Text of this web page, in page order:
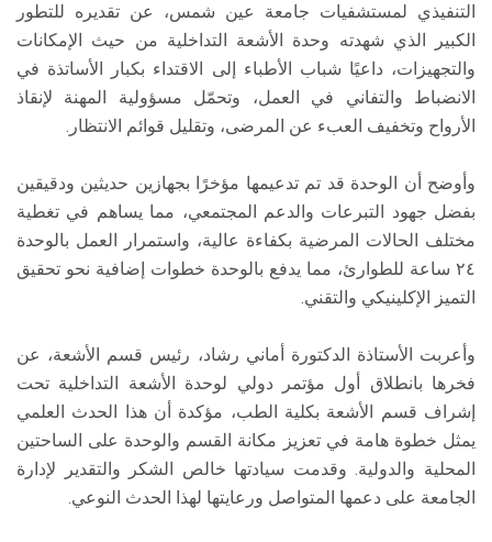
التنفيذي لمستشفيات جامعة عين شمس، عن تقديره للتطور
الكبير الذي شهدته وحدة الأشعة التداخلية من حيث الإمكانات
والتجهيزات، داعيًا شباب الأطباء إلى الاقتداء بكبار الأساتذة في
الانضباط والتفاني في العمل، وتحمّل مسؤولية المهنة لإنقاذ
الأرواح وتخفيف العبء عن المرضى، وتقليل قوائم الانتظار.
وأوضح أن الوحدة قد تم تدعيمها مؤخرًا بجهازين حديثين ودقيقين
بفضل جهود التبرعات والدعم المجتمعي، مما يساهم في تغطية
مختلف الحالات المرضية بكفاءة عالية، واستمرار العمل بالوحدة
٢٤ ساعة للطوارئ، مما يدفع بالوحدة خطوات إضافية نحو تحقيق
التميز الإكلينيكي والتقني.
وأعربت الأستاذة الدكتورة أماني رشاد، رئيس قسم الأشعة، عن
فخرها بانطلاق أول مؤتمر دولي لوحدة الأشعة التداخلية تحت
إشراف قسم الأشعة بكلية الطب، مؤكدة أن هذا الحدث العلمي
يمثل خطوة هامة في تعزيز مكانة القسم والوحدة على الساحتين
المحلية والدولية. وقدمت سيادتها خالص الشكر والتقدير لإدارة
الجامعة على دعمها المتواصل ورعايتها لهذا الحدث النوعي.